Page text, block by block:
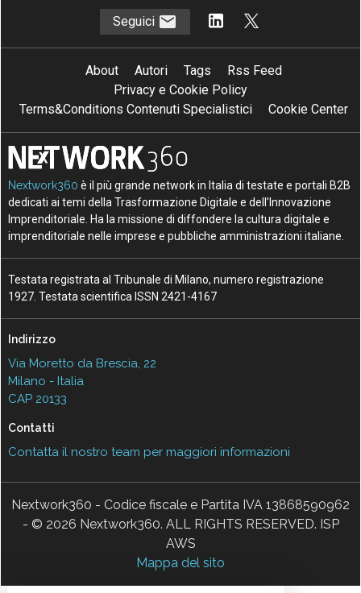
Seguici
About Autori Tags
Rss Feed
Privacy e Cookie Policy
Terms&Conditions Contenuti Specialistici
Cookie Center
Nextwork360 è il più grande network in Italia di testate e portali B2B
dedicati ai temi della Trasformazione Digitale e dell’Innovazione
Imprenditoriale. Ha la missione di diffondere la cultura digitale e
imprenditoriale nelle imprese e pubbliche amministrazioni italiane.
Testata registrata al Tribunale di Milano, numero registrazione
1927. Testata scientifica ISSN 2421-4167
Indirizzo
Via Moretto da Brescia, 22
Milano - Italia
CAP 20133
Contatti
Contatta il nostro team per maggiori informazioni
Nextwork360 - Codice fiscale e Partita IVA 13868590962
- © 2026 Nextwork360. ALL RIGHTS RESERVED. ISP
AWS
Mappa del sito